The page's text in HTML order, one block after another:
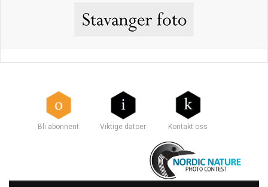
Bli abonnent Viktige datoer Kontakt oss